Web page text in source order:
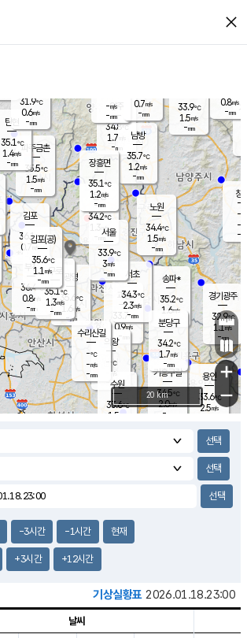
close
양주
34.8℃
1.7
-mm
과천
33.7℃
0.9m/s
- mm
용인
33.6℃
2.5m/s
경기광주
32.9℃
1.1m/s
-mm
2.2m/s
파주금촌
35.5℃
1.5m/s
-mm
33.9℃
1.5m/s
-mm
창
-
-m/
-
탄현
35.1℃
1.4m/s
-mm
0.8m/s
-mm
의왕
- ℃
m/s
mm
김포
36.1℃
0.7 m/s
mm
광명
35.6 ℃
1.6 m/s
-mm
부천
36.4℃
0.8m/s
-mm
구로
35.1℃
1.3m/s
-mm
은평
34.2℃
1.3 m/s
- mm
노원
34.4℃
1.5m/s
-mm
송파*
35.2℃
1.6m/s
-mm
서초
34.3℃
2.3m/s
-mm
남방
35.7℃
1.2m/s
-mm
기흥구갈
34.5℃
2.0m/s
-
수리산길
-℃
-m/s
-mm
분당구
34.2℃
1.7m/s
-mm
장흥면
35.1℃
1.2m/s
-mm
-m/s
-mm
김포(공)
35.6℃
1.1 m/s
-mm
수원
33.6℃
1.5 m/s
서울
33.9℃
3m/s
-mm
31.9℃
0.6m/s
-mm
0.7m/s
-mm
+
−
20 km
-3시간 -1시간 현재
+3시간 +12시간
기상실황표 2026.01.18.23:00
날씨